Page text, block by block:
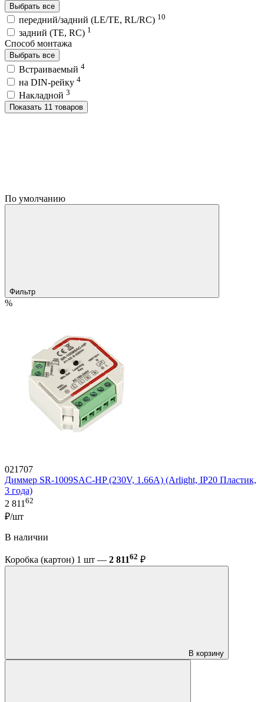
Выбрать все
передний/задний (LE/TE, RL/RC) 10
задний (TE, RC) 1
Способ монтажа
Выбрать все
Встраиваемый 4
на DIN-рейку 4
Накладной 3
Показать 11 товаров
По умолчанию
Фильтр
%
021707
Диммер SR-1009SAC-HP (230V, 1.66A) (Arlight, IP20 Пластик,
3 года)
2 81162
₽/шт
В наличии
Коробка (картон) 1 шт — 2 81162 ₽
В корзину